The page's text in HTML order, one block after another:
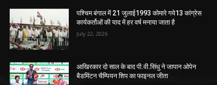
पश्चिम बंगाल में 21 जुलाई1993 कोमारे गये13 कांग्रेस
कार्यकर्तोओं की याद में हर वर्ष मनाया जाता है
July 22, 2026
आखिरकार दो साल के बाद पी.वी.सिंधु ने जापान ओपेन
बैडमिंटन चैम्पियन शिप का फाइनल जीता